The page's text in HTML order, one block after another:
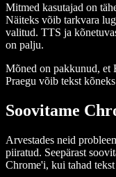
Mitmed kasutajad on
Näiteks võib tarkvara
valitud. TTS ja
on palju.
Mõned on pakkunud, et
Praegu võib tekst
Soovitame
Arvestades neid
piiratud. Seepärast
Chrome'i, kui tahad